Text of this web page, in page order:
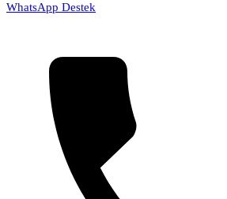
WhatsApp Destek